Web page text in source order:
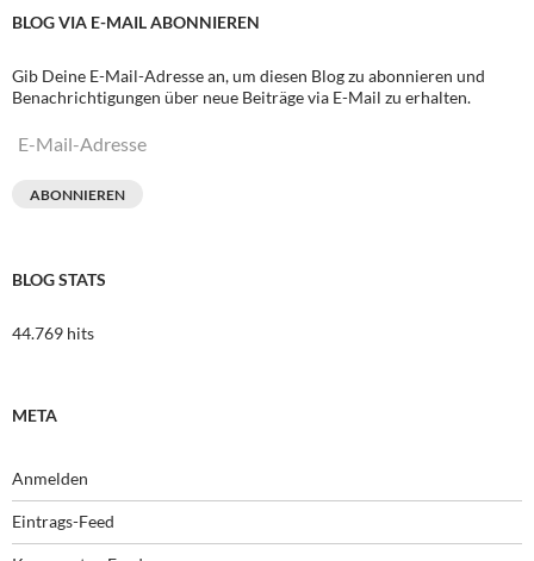
BLOG VIA E-MAIL ABONNIEREN
Gib Deine E-Mail-Adresse an, um diesen Blog zu abonnieren und
Benachrichtigungen über neue Beiträge via E-Mail zu erhalten.
E-
ABONNIEREN
BLOG STATS
44.769 hits
META
Anmelden
Eintrags-Feed